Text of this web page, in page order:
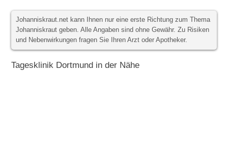
Johanniskraut.net kann Ihnen nur eine erste Richtung zum Thema
Johanniskraut geben. Alle Angaben sind ohne Gewähr. Zu Risiken
und Nebenwirkungen fragen Sie Ihren Arzt oder Apotheker.
Tagesklinik Dortmund in der Nähe